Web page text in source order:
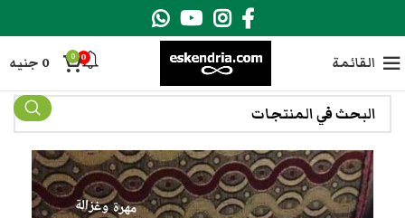
القائمة 0
0
0 جنيه